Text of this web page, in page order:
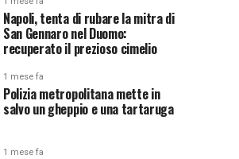
Napoli, tenta di rubare la mitra di
San Gennaro nel Duomo:
recuperato il prezioso cimelio
1 mese fa
Polizia metropolitana mette in
salvo un gheppio e una tartaruga
1 mese fa